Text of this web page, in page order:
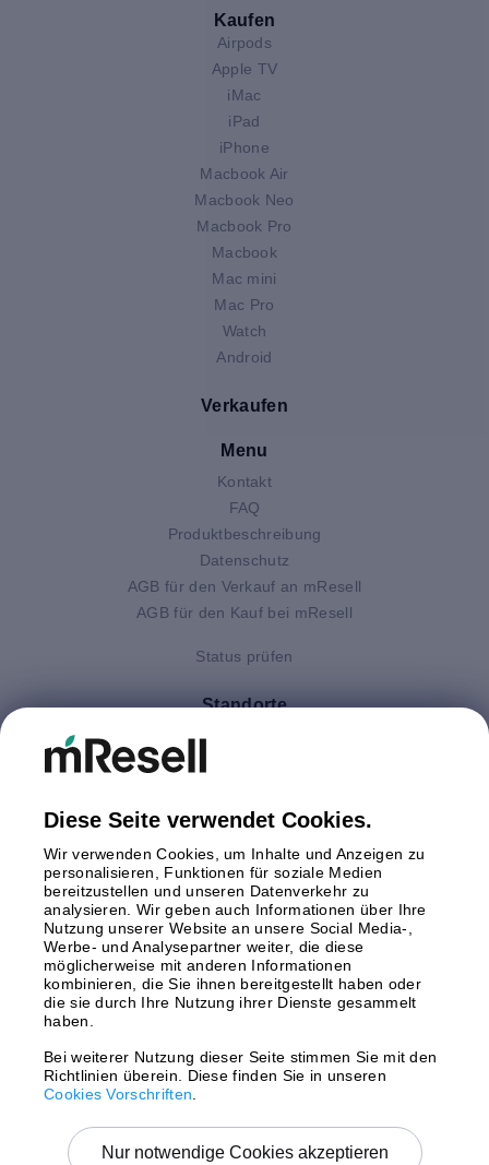
Kaufen
Airpods
Apple TV
iMac
iPad
iPhone
Macbook Air
Macbook Neo
Macbook Pro
Macbook
Mac mini
Mac Pro
Watch
Android
Verkaufen
Menu
Kontakt
FAQ
Produktbeschreibung
Datenschutz
AGB für den Verkauf an mResell
AGB für den Kauf bei mResell
Status prüfen
Standorte
Deutschland
Italien
Polen
Schweden
Spanien
Österreich
Zahlungsmethoden
Diese Seite verwendet Cookies.
Wir verwenden Cookies, um Inhalte und Anzeigen zu
personalisieren, Funktionen für soziale Medien
bereitzustellen und unseren Datenverkehr zu
analysieren. Wir geben auch Informationen über Ihre
Nutzung unserer Website an unsere Social Media-,
Werbe- und Analysepartner weiter, die diese
möglicherweise mit anderen Informationen
kombinieren, die Sie ihnen bereitgestellt haben oder
die sie durch Ihre Nutzung ihrer Dienste gesammelt
haben.
Bei weiterer Nutzung dieser Seite stimmen Sie mit den
Richtlinien überein. Diese finden Sie in unseren
Cookies Vorschriften
Nur notwendige Cookies akzeptieren